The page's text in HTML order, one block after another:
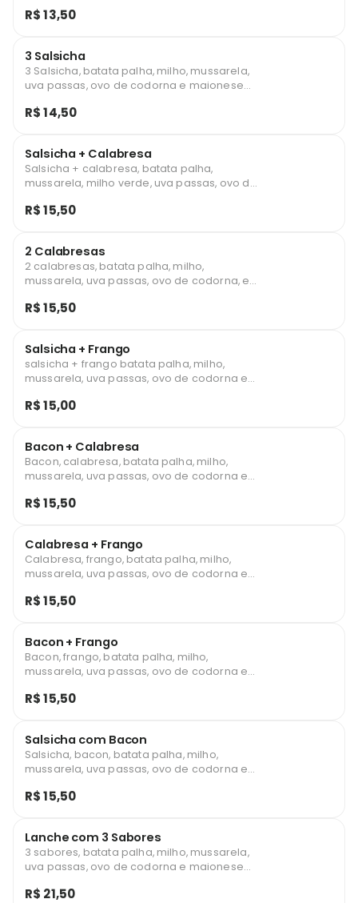
R$ 13,50
3 Salsicha
3 Salsicha, batata palha, milho, mussarela,
uva passas, ovo de codorna e maionese
R$ 14,50
Salsicha + Calabresa
Salsicha + calabresa, batata palha,
mussarela, milho verde, uva passas, ovo de
R$ 15,50
2 Calabresas
2 calabresas, batata palha, milho,
mussarela, uva passas, ovo de codorna, e
R$ 15,50
Salsicha + Frango
salsicha + frango batata palha, milho,
mussarela, uva passas, ovo de codorna e
R$ 15,00
Bacon + Calabresa
Bacon, calabresa, batata palha, milho,
mussarela, uva passas, ovo de codorna e
R$ 15,50
Calabresa + Frango
Calabresa, frango, batata palha, milho,
mussarela, uva passas, ovo de codorna e
R$ 15,50
Bacon + Frango
Bacon, frango, batata palha, milho,
mussarela, uva passas, ovo de codorna e
R$ 15,50
Salsicha com Bacon
Salsicha, bacon, batata palha, milho,
mussarela, uva passas, ovo de codorna e
R$ 15,50
Lanche com 3 Sabores
3 sabores, batata palha, milho, mussarela,
uva passas, ovo de codorna e maionese
R$ 21,50